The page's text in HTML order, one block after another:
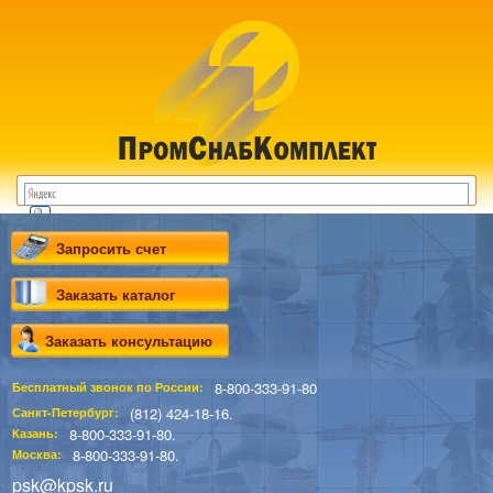
Запросить счет
Заказать каталог
Заказать консультацию
Бесплатный звонок по России: 8-800-333-91-80
Санкт-Петербург: (812) 424-18-16.
Казань: 8-800-333-91-80.
Москва: 8-800-333-91-80.
psk@kpsk.ru